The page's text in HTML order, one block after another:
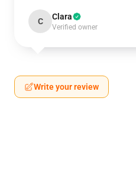
C Clara
Verified owner
Write your review